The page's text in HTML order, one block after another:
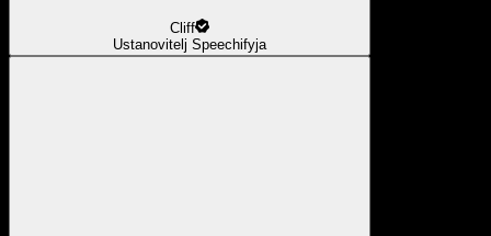
Cliff
Ustanovitelj Speechifyja